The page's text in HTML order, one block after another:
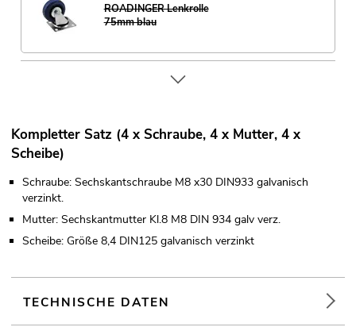
ROADINGER Lenkrolle
75mm blau
Kompletter Satz (4 x Schraube, 4 x Mutter, 4 x
Scheibe)
Schraube: Sechskantschraube M8 x30 DIN933 galvanisch
verzinkt.
Mutter: Sechskantmutter Kl.8 M8 DIN 934 galv verz.
Scheibe: Größe 8,4 DIN125 galvanisch verzinkt
TECHNISCHE DATEN